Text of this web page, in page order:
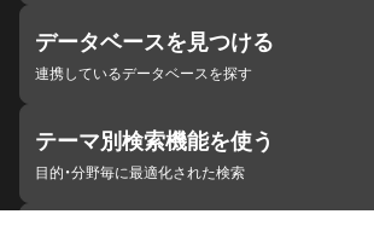
データベースを見つける
連携しているデータベースを探す
テーマ別検索機能を使う
目的・分野毎に最適化された検索